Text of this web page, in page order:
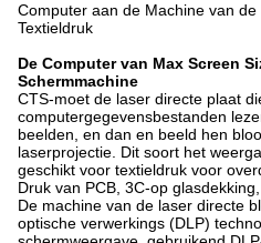
Computer aan de Machine van
Textieldruk
De Computer van Max Screen
Schermmachine
CTS-moet de laser directe plaat
computergegevensbestanden
beelden, en dan en beeld hen
laserprojectie. Dit soort het
geschikt voor textieldruk voor
Druk van PCB, 3C-op glasdekking,
De machine van de laser directe
optische verwerkings (DLP)